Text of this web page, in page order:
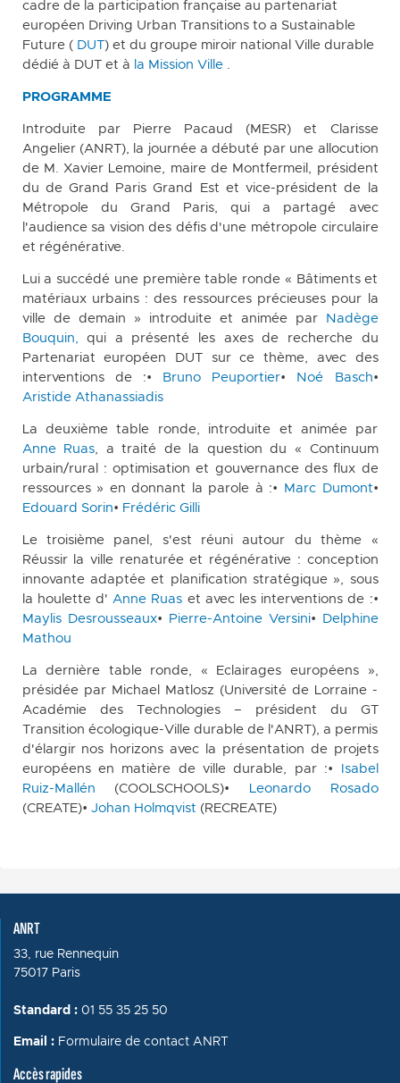
cadre de la participation française au partenariat
européen Driving Urban Transitions to a Sustainable
Future ( DUT) et du groupe miroir national Ville durable
dédié à DUT et à la Mission Ville .
PROGRAMME
Introduite par Pierre Pacaud (MESR) et Clarisse
Angelier (ANRT), la journée a débuté par une allocution
de M. Xavier Lemoine, maire de Montfermeil, président
du de Grand Paris Grand Est et vice-président de la
Métropole du Grand Paris, qui a partagé avec
l'audience sa vision des défis d'une métropole circulaire
et régénérative.
Lui a succédé une première table ronde « Bâtiments et
matériaux urbains : des ressources précieuses pour la
ville de demain » introduite et animée par
Nadège
Bouquin, qui a présenté les axes de recherche du
Partenariat européen DUT sur ce thème, avec des
interventions de :•
Bruno Peuportier• Noé Basch•
Aristide Athanassiadis
La deuxième table ronde, introduite et animée par
Anne Ruas, a traité de la question du « Continuum
urbain/rural : optimisation et gouvernance des flux de
ressources » en donnant la parole à :•
Marc Dumont•
Edouard Sorin• Frédéric Gilli
Le troisième panel, s'est réuni autour du thème «
Réussir la ville renaturée et régénérative : conception
innovante adaptée et planification stratégique », sous
la houlette d'Anne Ruas et avec les interventions de :•
Maylis Desrousseaux• Pierre-Antoine Versini•
Delphine
Mathou
La dernière table ronde, « Eclairages européens »,
présidée par Michael Matlosz (Université de Lorraine -
Académie des Technologies – président du GT
Transition écologique-Ville durable de l'ANRT), a permis
d'élargir nos horizons avec la présentation de projets
européens en matière de ville durable, par :•
Isabel
Ruiz-Mallén (COOLSCHOOLS)•
Leonardo Rosado
(CREATE)• Johan Holmqvist (RECREATE)
ANRT
33, rue Rennequin
75017 Paris
Standard : 01 55 35 25 50
Email : Formulaire de contact ANRT
Accès rapides